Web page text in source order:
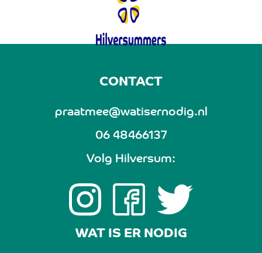
CONTACT
praatmee@watisernodig.nl
06 48466137
Volg Hilversum:
WAT IS ER NODIG